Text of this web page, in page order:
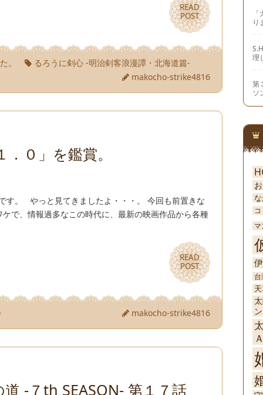
READ
POST
READ
POST
。
るろうに剣心 -明治剣客浪漫譚・北海道篇-
makocho-strike4816
．０」を鑑賞。
す。 やっと見てきましたよ・・・。 今回も前置きな
で、情報過多なこの時代に、最新の映画作品から各種
READ
POST
READ
POST
makocho-strike4816
-７th SEASON- 第１７話
り
理
第
ソ
マ
台
ン